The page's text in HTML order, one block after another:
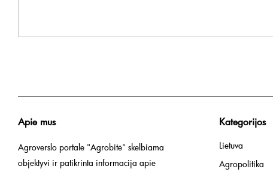
Apie mus
Agroverslo portale "Agrobitė" skelbiama
objektyvi ir patikrinta informacija apie
Kategorijos
Lietuva
Agropolitika